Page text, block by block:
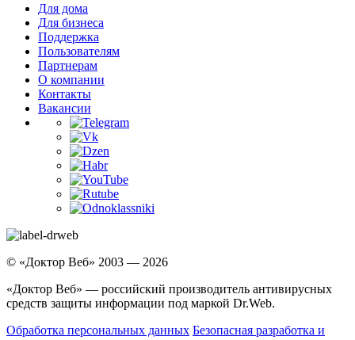
Для дома
Для бизнеса
Поддержка
Пользователям
Партнерам
О компании
Контакты
Вакансии
© «Доктор Веб» 2003 — 2026
«Доктор Веб» — российский производитель антивирусных
средств защиты информации под маркой Dr.Web.
Обработка персональных данных Безопасная разработка и